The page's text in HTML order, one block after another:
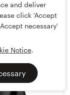
and deliver
click 'Accept
necessary'
Notice.